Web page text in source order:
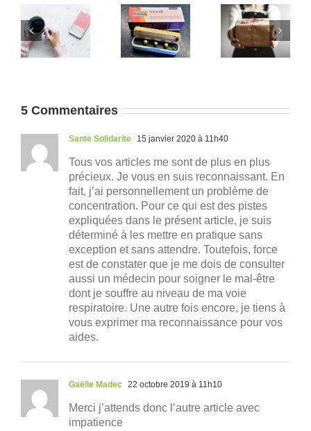
Box de
Méditation
Apaisante
raisons de
ne PAS
offrir de
séances
de
chez
5 Commentaires
Sante Solidarite 15 janvier 2020 à 11h40
Tous vos articles me sont de plus en plus
précieux. Je vous en suis reconnaissant. En
fait, j’ai personnellement un problème de
concentration. Pour ce qui est des pistes
expliquées dans le présent article, je suis
déterminé à les mettre en pratique sans
exception et sans attendre. Toutefois, force
est de constater que je me dois de consulter
aussi un médecin pour soigner le mal-être
dont je souffre au niveau de ma voie
respiratoire. Une autre fois encore, je tiens à
vous exprimer ma reconnaissance pour vos
aides.
Gaëlle Madec 22 octobre 2019 à 11h10
Merci j’attends donc l’autre article avec
impatience